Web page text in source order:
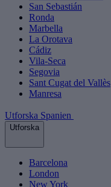
San Sebastián
Ronda
Marbella
La Orotava
Cádiz
Vila-Seca
Segovia
Sant Cugat del Vallès
Manresa
Utforska Spanien
Utforska
Barcelona
London
New York